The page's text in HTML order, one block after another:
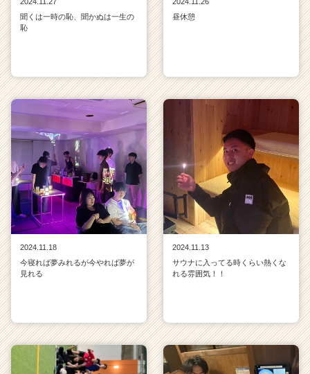
聞くは一時の恥、聞かぬは一生の
恥
昼休憩
2024.11.18
今寝れば夢みれるが今やれば夢が
見れる
2024.11.13
サウナに入ってる時くらい熱くな
れる雰囲気！！